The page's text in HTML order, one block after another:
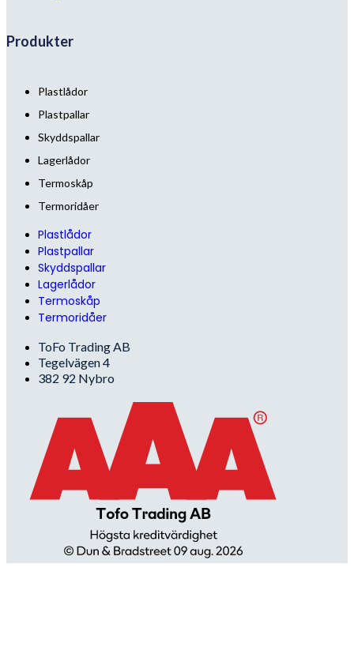
Produkter
Plastlådor
Plastpallar
Skyddspallar
Lagerlådor
Termoskåp
Termoridåer
Plastlådor
Plastpallar
Skyddspallar
Lagerlådor
Termoskåp
Termoridåer
ToFo Trading AB
Tegelvägen 4
382 92 Nybro